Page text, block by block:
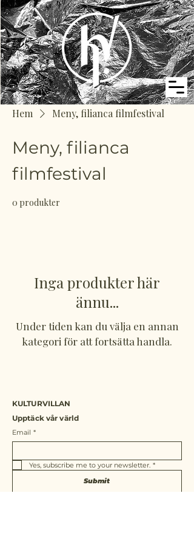
Hem Meny, filianca filmfestival
Meny, filianca
filmfestival
0 produkter
Inga produkter här
ännu...
Under tiden kan du välja en annan
kategori för att fortsätta handla.
KULTURVILLAN
Upptäck vår värld
Email *
Yes, subscribe me to your newsletter. *
Submit